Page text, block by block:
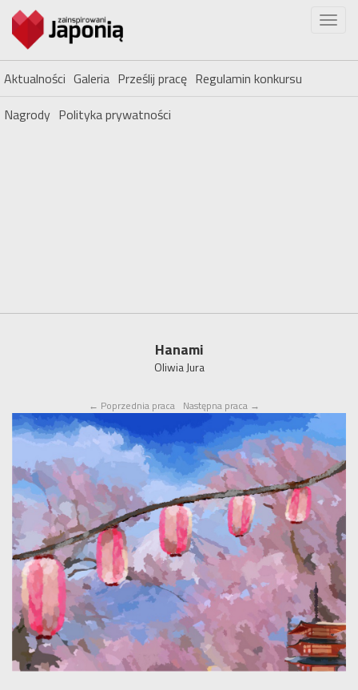
Aktualności Galeria Prześlij pracę Regulamin konkursu
Nagrody Polityka prywatności
Hanami
Oliwia Jura
← Poprzednia praca Następna praca →